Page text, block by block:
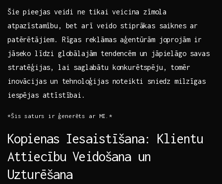
Šie pieejas ⁢veidi ne tikai ⁤veicina zīmola
atpazīstamību, bet arī veido stiprākas saiknes ‍ar⁤
patērētājiem. Rīgas reklāmas aģentūrām joprojām ir
jāseko līdzi globālajām tendencēm un jāpielāgo savas
stratēģijas, lai saglabātu konkurētspēju, tomēr​
inovācijas⁤ un tehnoloģijas‍ noteikti sniedz milzīgas
iespējas attīstībai.
*Šis saturs ⁤ir ģenerēts ar MI.*
Kopienas Iesaistīšana: Klientu
Attiecību Veidošana un
Uzturēšana